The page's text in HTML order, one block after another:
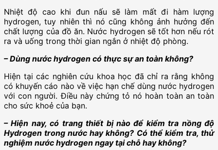
Nhiệt độ cao khi đun nấu sẽ làm mất đi hàm lượng
hydrogen, tuy nhiên thì nó cũng không ảnh hưởng đến
chất lượng của đồ ăn. Nước hydrogen sẽ tốt hơn nếu rót
ra và uống trong thời gian ngắn ở nhiệt độ phòng.
– Dùng nước hydrogen có thực sự an toàn không?
Hiện tại các nghiên cứu khoa học đã chỉ ra rằng không
có khuyến cáo nào về việc hạn chế dùng nước hydrogen
với con người. Điều này chứng tỏ nó hoàn toàn an toàn
cho sức khoẻ của bạn.
– Hiện nay, có trang thiết bị nào để kiểm tra nồng độ
Hydrogen trong nước hay không? Có thể kiểm tra, thử
nghiệm nước hydrogen ngay tại chỗ hay không?